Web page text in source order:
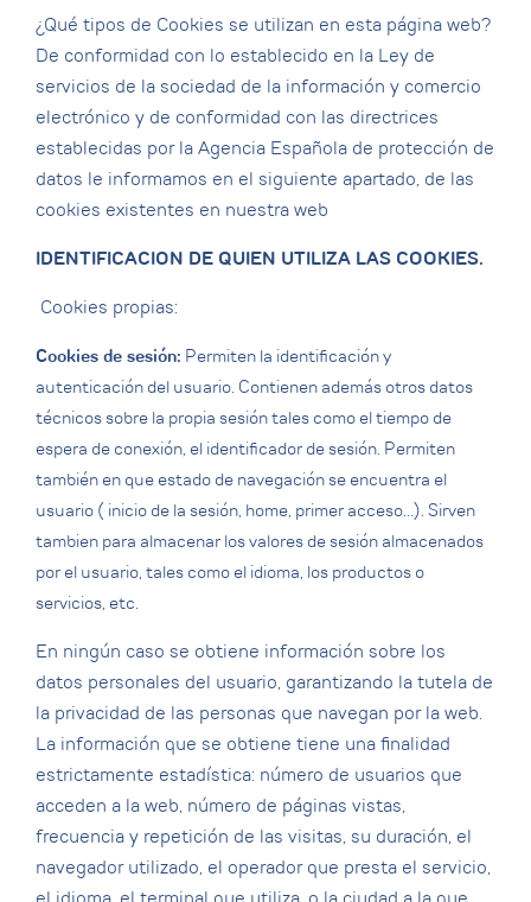
¿Qué tipos de Cookies se utilizan en esta página web?
De conformidad con lo establecido en la Ley de
servicios de la sociedad de la información y comercio
electrónico y de conformidad con las directrices
establecidas por la Agencia Española de protección de
datos le informamos en el siguiente apartado, de las
cookies existentes en nuestra web
IDENTIFICACION DE QUIEN UTILIZA LAS COOKIES.
Cookies propias:
Cookies de sesión: Permiten la identificación y
autenticación del usuario. Contienen además otros datos
técnicos sobre la propia sesión tales como el tiempo de
espera de conexión, el identificador de sesión. Permiten
también en que estado de navegación se encuentra el
usuario ( inicio de la sesión, home, primer acceso…). Sirven
tambien para almacenar los valores de sesión almacenados
por el usuario, tales como el idioma, los productos o
servicios, etc.
En ningún caso se obtiene información sobre los
datos personales del usuario, garantizando la tutela de
la privacidad de las personas que navegan por la web.
La información que se obtiene tiene una finalidad
estrictamente estadística: número de usuarios que
acceden a la web, número de páginas vistas,
frecuencia y repetición de las visitas, su duración, el
navegador utilizado, el operador que presta el servicio,